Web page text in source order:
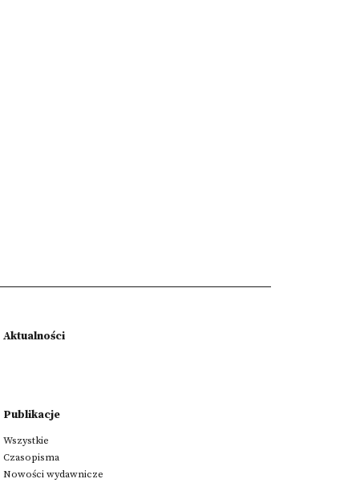
Aktualności
Publikacje
Wszystkie
Czasopisma
Nowości wydawnicze